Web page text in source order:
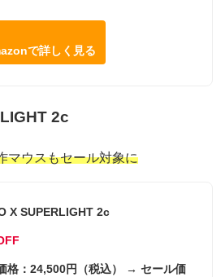
で詳しく見る
2c
マウスもセール対象に
X SUPERLIGHT 2c
格：24,500円（税込） → セール価